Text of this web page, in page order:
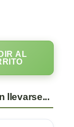
AL